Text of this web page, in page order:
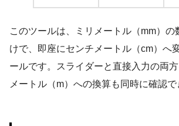
このツールは、ミリメートル（mm）の
けで、即座にセンチメートル（cm）へ
ールです。スライダーと直接入力の両方
メートル（m）への換算も同時に確認で